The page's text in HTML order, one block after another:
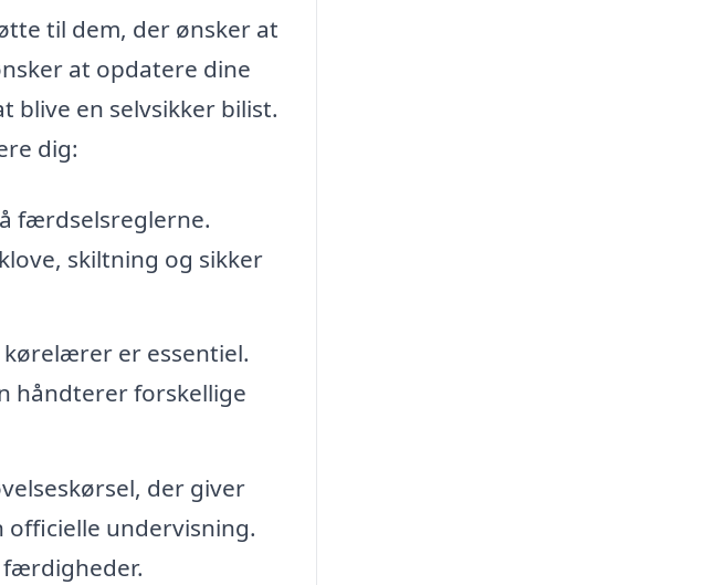
til dem, der ønsker at
at opdatere dine
en selvsikker bilist.
dig:
færdselsreglerne.
skiltning og sikker
er essentiel.
håndterer forskellige
der giver
undervisning.